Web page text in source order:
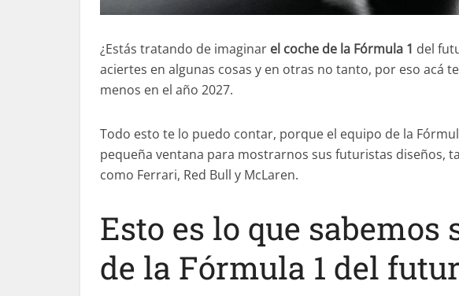
¿Estás tratando de imaginar el coche de la Fórmula 1 del
aciertes en algunas cosas y en otras no tanto, por eso acá
menos en el año 2027.
Todo esto te lo puedo contar, porque el equipo de la
pequeña ventana para mostrarnos sus futuristas diseños,
como Ferrari, Red Bull y McLaren.
Esto es lo que sabemos
de la Fórmula 1 del